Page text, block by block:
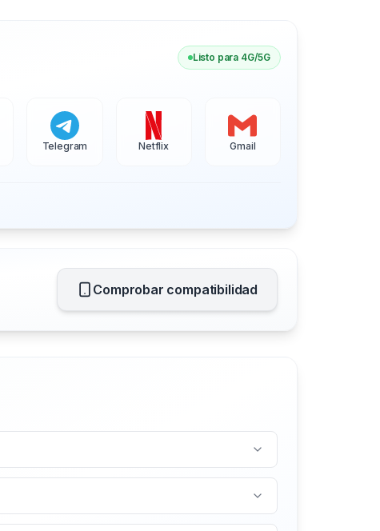
Listo para 4G/5G
Telegram Netflix Gmail
Comprobar compatibilidad